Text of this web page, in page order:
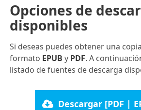
Opciones de
disponibles
Si deseas puedes obtener una
formato EPUB y PDF. A
listado de fuentes de descarga
Descargar [PDF |